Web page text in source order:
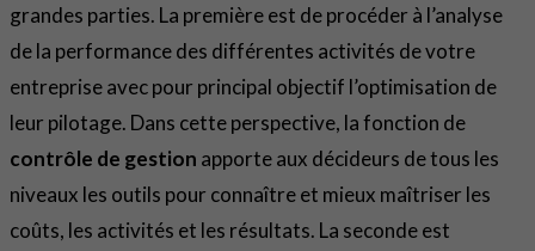
grandes parties. La première est de procéder à l’analyse
de la performance des différentes activités de votre
entreprise avec pour principal objectif l’optimisation de
leur pilotage. Dans cette perspective, la fonction de
contrôle de gestion apporte aux décideurs de tous les
niveaux les outils pour connaître et mieux maîtriser les
coûts, les activités et les résultats. La seconde est